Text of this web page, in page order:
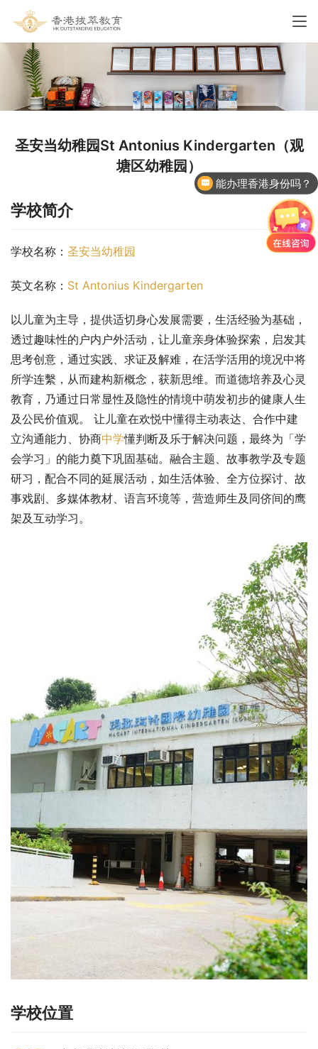
圣安当幼稚园St Antonius Kindergarten（观
塘区幼稚园）
学校简介
学校名称： 圣安当幼稚园
英文名称： St Antonius Kindergarten
以儿童为主导，提供适切身心发展需要，生活经验为基础，
透过趣味性的户内户外活动，让儿童亲身体验探索，启发其
思考创意，通过实践、求证及解难，在活学活用的境况中将
所学连繫，从而建构新概念，获新思维。而道德培养及心灵
教育，乃通过日常显性及隐性的情境中萌发初步的健康人生
及公民价值观。 让儿童在欢悦中懂得主动表达、合作中建
立沟通能力、协商中学懂判断及乐于解决问题，最终为「学
会学习」的能力奠下巩固基础。融合主题、故事教学及专题
研习，配合不同的延展活动，如生活体验、全方位探讨、故
事戏剧、多媒体教材、语言环境等，营造师生及同侪间的鹰
架及互动学习。
学校位置
能办理香港身份吗？